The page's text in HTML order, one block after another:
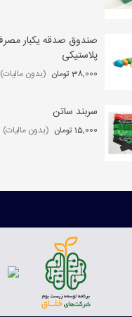
صندوق صدقه یکبار
پلاستیکی
38,000 تومان (بدون مالیات)
سربند ساتن
15,000 تومان (بدون مالیات)